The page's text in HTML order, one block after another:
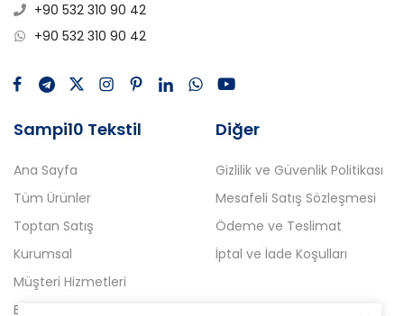
+90 532 310 90 42
+90 532 310 90 42
Sampi10 Tekstil
Ana Sayfa
Tüm Ürünler
Toptan Satış
Kurumsal
Müşteri Hizmetleri
Blog
Diğer
Gizlilik ve Güvenlik Politikası
Mesafeli Satış Sözleşmesi
Ödeme ve Teslimat
İptal ve İade Koşulları